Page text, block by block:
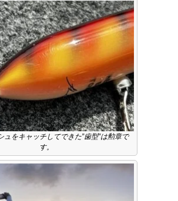
ュをキャッチしてできた”歯型”は勲章で
す。